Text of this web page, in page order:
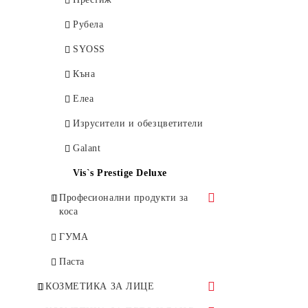
Афродита
Venita
Medix
Pantenol
Сара
Други
Rosa Impex
Рубела
SYOSS
Къна
Елеа
Изрусители и обезцветители
Galant
Vis`s Prestige Deluxe
Професионални продукти за
коса
YUNSEY
Keratin Complex
Plus 33
ГУМА
Паста
КОЗМЕТИКА ЗА ЛИЦЕ